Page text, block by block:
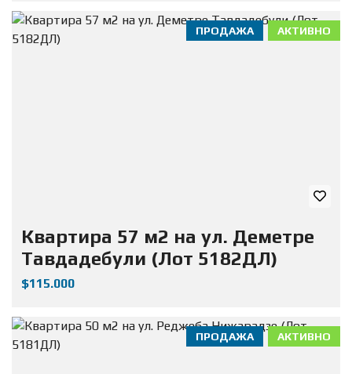
АКТИВНО
ПРОДАЖА
Квартира 57 м2 на ул. Деметре
Тавдадебули (Лот 5182ДЛ)
$115.000
АКТИВНО
ПРОДАЖА